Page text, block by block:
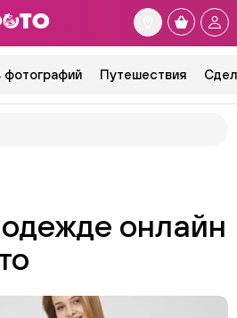
фотографий Путешествия
онлайн